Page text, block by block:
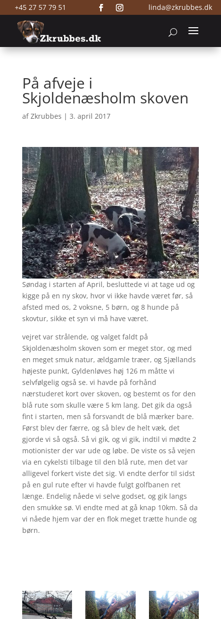
+45 27 57 79 51 linda@zkrubbes.dk
På afveje i
Skjoldenæsholm skoven
afZkrubbes | 3. april 2017
Søndag i starten af April, besluttede vi at tage ud og
kigge på en ny skov, hvor vi ikke havde været før, så
afsted med os, 2 voksne, 5 børn, og 8 hunde på
skovtur, sikke et syn vi må have været.
vejret var strålende, og valget faldt på
Skjoldenæsholm skoven som er meget stor, og med
en meget smuk natur, ældgamle træer, og Sjællands
højeste punkt, Gyldenløves høj 126 m måtte vi
selvfølgelig også se. vi havde på forhånd
nærstuderet kort over skoven, og bestemt os for den
blå rute som skulle være 5 km lang. Det gik da også
fint i starten, men så forsvandt de blå mærker bare.
Først blev der færre, og så blev de helt væk, det
gjorde vi så også. Så vi gik, og vi gik, indtil vi mødte 2
motionister der var ude og løbe. De viste os så vejen
via en cykelsti tilbage til den blå rute, men det var
alligevel forkert viste det sig. Vi endte derfor til sidst
på en gul rute efter vi havde fulgt golfbanen ret
længe. Endelig nåede vi selve godset, og gik langs
den smukke sø. Vi endte med at gå knap 10km. Så da
vi nåede hjem var der en flok meget trætte hunde og
børn.